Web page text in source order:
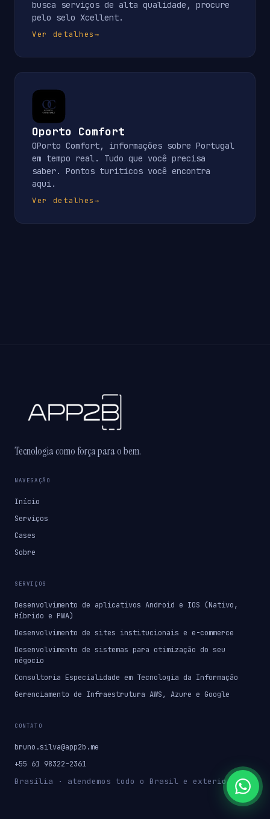
busca serviços de alta qualidade, procure
pelo selo Xcellent.
Ver detalhes→
Oporto Comfort
OPorto Comfort, informações sobre Portugal
em tempo real. Tudo que você precisa
saber. Pontos turiticos você encontra
aqui.
Ver detalhes→
Tecnologia como força para o bem.
NAVEGAÇÃO
Início
Serviços
Cases
Sobre
SERVIÇOS
Desenvolvimento de aplicativos Android e IOS (Nativo,
Híbrido e PWA)
Desenvolvimento de sites institucionais e e-commerce
Desenvolvimento de sistemas para otimização do seu
négocio
Consultoria Especialidade em Tecnologia da Informação
Gerenciamento de Infraestrutura AWS, Azure e Google
CONTATO
bruno.silva@app2b.me
+55 61 98322-2361
Brasília · atendemos todo o Brasil e exterior